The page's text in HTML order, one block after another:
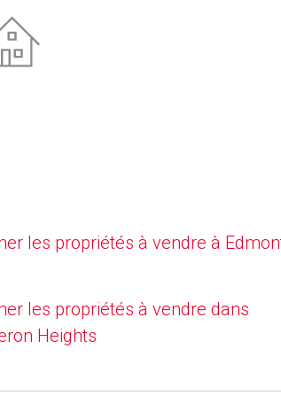
les propriétés à vendre à
les propriétés à vendre dans
Heights